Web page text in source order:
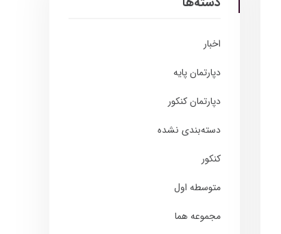
اخبار
دپارتمان پایه
دپارتمان کنکور
دسته‌بندی نشده
کنکور
متوسطه اول
مجموعه هما